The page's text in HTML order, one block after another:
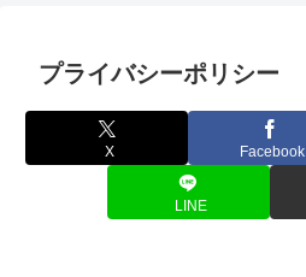
プライバシーポリシー
X Facebook
LINE